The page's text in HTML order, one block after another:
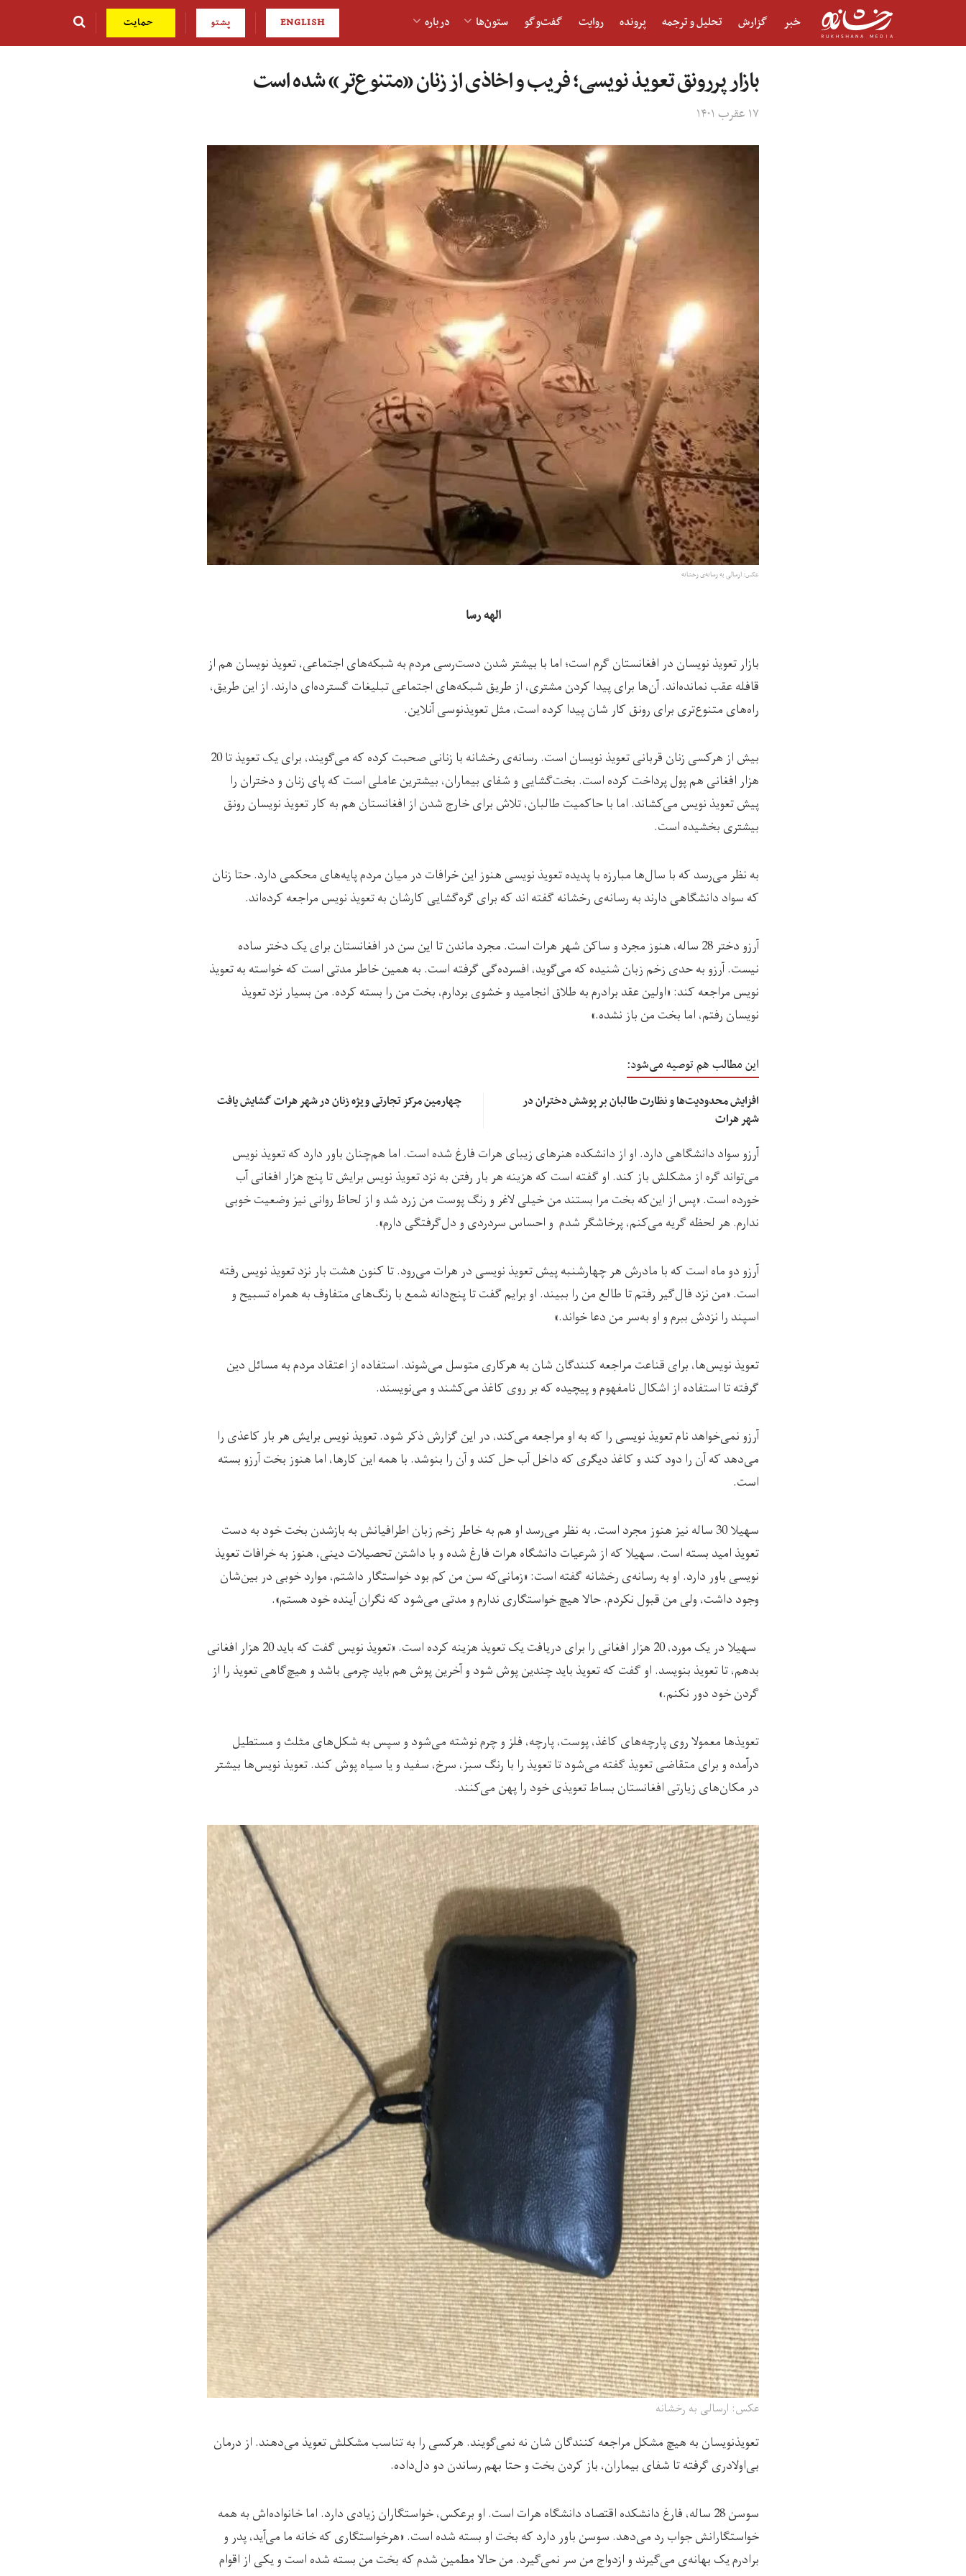
خبر گزارش تحلیل و ترجمه پرونده روایت گفت‌و‎گو ستون‌ها درباره ENGLISH پشتو حمایت
بازار پررونق تعویذ نویسی؛ فریب و اخاذی از زنان «متنوع‌تر» شده است
۱۷ عقرب ۱۴۰۱
عکس: ارسالی به رسانه‌ی رخشانه
الهه رسا
بازار تعویذ نویسان در افغانستان گرم است؛ اما با بیشتر شدن دست‌رسی مردم به شبکه‌های اجتماعی، تعویذ نویسان هم از
قافله عقب نمانده‌اند. آن‌ها برای پیدا کردن مشتری، از طریق شبکه‌های اجتماعی تبلیغات گسترده‌‌ای دارند. از این طریق،
راه‌های متنوع‌تری برای رونق کار شان پیدا کرده است، مثل تعویذنوسی آنلاین.
بیش از هرکسی زنان قربانی تعویذ نویسان است. رسانه‌ی رخشانه با زنانی صحبت کرده که می‌گویند، برای یک تعویذ تا 20
هزار افغانی هم پول پرداخت کرده است. بخت‌گشایی و شفای بیماران، بیشترین عاملی است که پای زنان و دختران را
پیش تعویذ نویس می‌کشاند. اما با حاکمیت طالبان، تلاش برای خارج شدن از افغانستان هم به کار تعویذ نویسان رونق
بیشتری بخشیده است.
به نظر می‌رسد که با سال‌ها مبارزه با پدیده تعویذ نویسی هنوز این خرافات در میان مردم پایه‌های محکمی دارد. حتا زنان
که سواد دانشگاهی دارند به رسانه‌ی رخشانه گفته اند که برای گره‌گشایی کارشان به تعویذ نویس مراجعه کرده‌اند.
آرزو دختر 28 ساله، هنوز مجرد و ساکن شهر هرات است. مجرد ماندن تا این سن در افغانستان برای یک دختر ساده
نیست. آرزو به حدی زخم زبان شنیده که می‌گوید، افسرده‌گی گرفته است. به همین خاطر مدتی است که خواسته به تعویذ
نویس مراجعه کند: «اولین عقد برادرم به طلاق انجامید و خشوی بردارم، بخت من را بسته کرده. من بسیار نزد تعویذ
نویسان رفتم، اما بخت من باز نشده.»
این مطالب هم توصیه می‌شود:
افزایش محدودیت‌ها و نظارت طالبان بر پوشش دختران در
شهر هرات
چهارمین مرکز تجارتی ویژه زنان در شهر هرات گشایش یافت
آرزو سواد دانشگاهی دارد. او از دانشکده هنرهای زیبای هرات فارغ شده است. اما هم‌چنان باور دارد که تعویذ نویس
می‌تواند گره از مشکلش باز کند. او گفته است که هزینه هر بار رفتن به نزد تعویذ نویس برایش تا پنج هزار افغانی آب
خورده است. «پس از این‌که بخت مرا بستند من خیلی لاغر و رنگ‌ پوست من زرد شد و از لحاظ روانی نیز وضعیت خوبی
ندارم. هر لحظه گریه می‌کنم، پرخاشگر شدم و احساس سردردی و دل‌گرفتگی دارم».
آرزو دو ماه است که با مادرش هر چهارشنبه پیش تعویذ نویسی در هرات می‌رود. تا کنون هشت بار نزد تعویذ نویس رفته
است. «من نزد فال‌گیر رفتم تا طالع من را ببیند. او برایم گفت تا پنج‌دانه شمع با رنگ‌های متفاوف به همراه تسبیح و
اسپند را نزد‌ش ببرم و او به‌سر من دعا خواند.»
تعویذ نویس‌ها، برای قناعت مراجعه کنندگان شان به هرکاری متوسل می‌شوند. استفاده از اعتقاد مردم به مسائل دین
گرفته تا استفاده از اشکال نامفهوم و پیچیده که بر روی کاغذ می‌کشند و می‌نویسند.
آرزو نمی‌خواهد نام تعویذ نویسی را که به او مراجعه می‌کند، در این گزارش ذکر شود. تعویذ نویس برایش هر بار کاعذی را
می‌دهد که آن را دود کند و کاغذ دیگری که داخل آب حل کند و آن را بنوشد. با همه این کارها، اما هنوز بخت آرزو بسته
است.
سهیلا 30 ساله نیز هنوز مجرد است. به نظر می‌رسد او هم به خاطر زخم زبان اطرافیانش به بازشدن بخت خود به دست
تعویذ امید بسته است. سهیلا که از شرعیات دانشگاه هرات فارغ شده و با داشتن تحصیلات دینی، هنوز به خرافات تعویذ
نویسی باور دارد. او به رسانه‌ی رخشانه گفته است: «زمانی‌که سن من کم بود خواستگار داشتم، موارد خوبی در بین‌شان
وجود داشت، ولی من قبول نکردم. حالا هیچ خواستگاری ندارم و مدتی می‌شود که نگران آینده خود هستم».
سهیلا در یک مورد، 20 هزار افغانی را برای دریافت یک تعویذ هزینه کرده است. «تعویذ نویس گفت که باید 20 هزار افغانی
بدهم، تا تعویذ بنویسد. او گفت که تعویذ باید چندین پوش شود و آخرین پوش هم باید چرمی باشد و هیچ‌گاهی تعویذ را از
گردن خود دور نکنم.»
تعویذها معمولا روی پارچه‌های کاغذ، پوست، پارچه، فلز و چرم نوشته می‌شود و سپس به شکل‌های مثلث و مستطیل
درآمده و برای متقاضی تعویذ گفته می‌شود تا تعویذ را با رنگ سبز، سرخ، سفید و یا سیاه پوش کند. تعویذ نویس‌ها بیشتر
در مکان‌های زیارتی افغانستان بساط تعویذی خود را پهن می‌کنند.
عکس: ارسالی به رخشانه
تعویذنویسان به هیچ مشکل مراجعه کنندگان شان نه نمی‌گویند. هرکسی را به تناسب مشکلش تعویذ می‌دهند. از درمان
بی‌اولادری گرفته تا شفای بیماران، باز کردن بخت و حتا بهم رساندن دو دل‌داده.
سوسن 28 ساله، فارغ دانشکده اقتصاد دانشگاه هرات است. او برعکس، خواستگاران زیادی دارد. اما خانواده‌اش به همه
خواستگارانش جواب رد می‌دهد. سوسن باور دارد که بخت او بسته شده است. «هرخواستگاری که خانه ما می‌آید، پدر و
برادرم یک بهانه‌ی می‌گیرند و ازدواج من سر نمی‌گیرد. من حالا مطمین شدم که بخت من بسته شده است و یکی از اقوام